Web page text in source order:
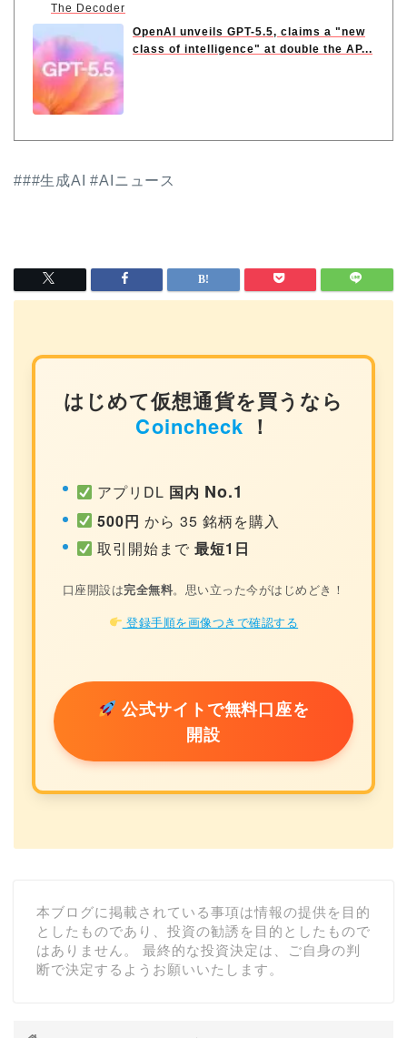
The Decoder
OpenAI unveils GPT-5.5, claims a "new
class of intelligence" at double the AP...
###生成AI #AIニュース
はじめて仮想通貨を買うなら
Coincheck ！
アプリDL 国内 No.1
500円 から 35 銘柄を購入
取引開始まで最短1日
口座開設は完全無料。思い立った今がはじめどき！
登録手順を画像つきで確認する
公式サイトで無料口座を
開設
本ブログに掲載されている事項は情報の提供を目的
としたものであり、投資の勧誘を目的としたもので
はありません。 最終的な投資決定は、ご自身の判
断で決定するようお願いいたします。